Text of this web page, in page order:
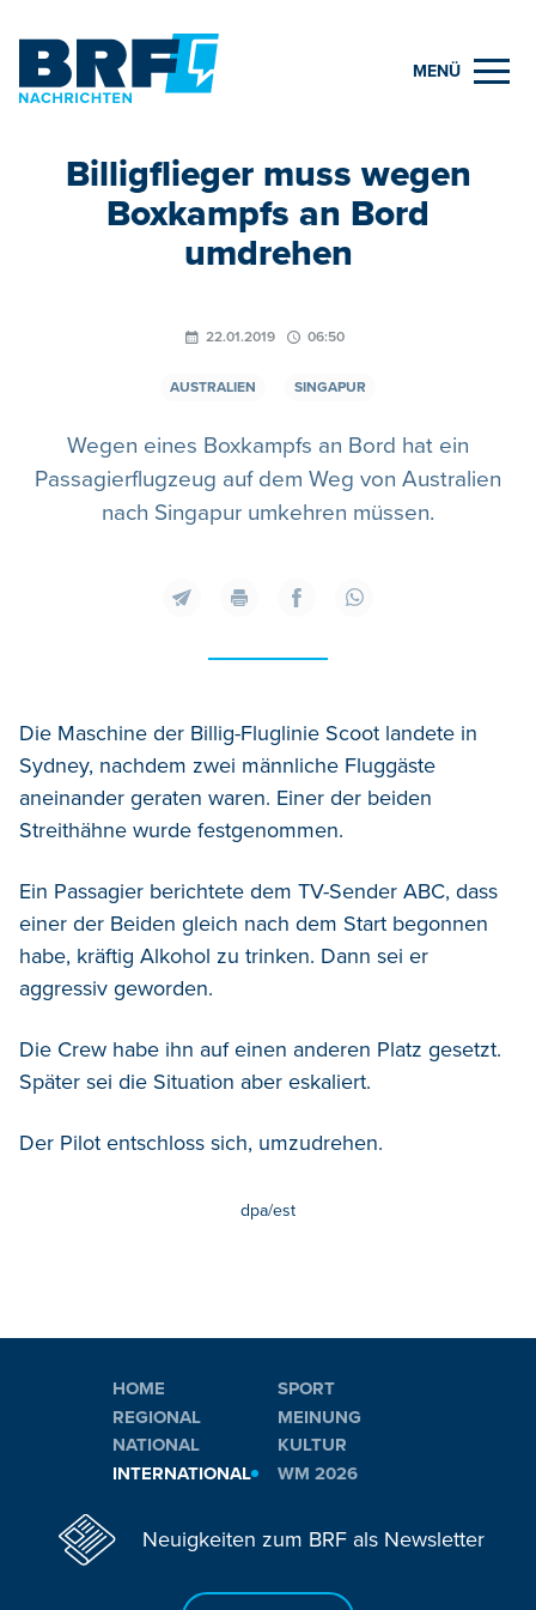
MENÜ
Billigflieger muss wegen
Boxkampfs an Bord
umdrehen
22.01.2019 06:50
AUSTRALIEN SINGAPUR
Wegen eines Boxkampfs an Bord hat ein
Passagierflugzeug auf dem Weg von Australien
nach Singapur umkehren müssen.
Die Maschine der Billig-Fluglinie Scoot landete in
Sydney, nachdem zwei männliche Fluggäste
aneinander geraten waren. Einer der beiden
Streithähne wurde festgenommen.
Ein Passagier berichtete dem TV-Sender ABC, dass
einer der Beiden gleich nach dem Start begonnen
habe, kräftig Alkohol zu trinken. Dann sei er
aggressiv geworden.
Die Crew habe ihn auf einen anderen Platz gesetzt.
Später sei die Situation aber eskaliert.
Der Pilot entschloss sich, umzudrehen.
dpa/est
HOME
REGIONAL
NATIONAL
INTERNATIONAL
SPORT
MEINUNG
KULTUR
WM 2026
Neuigkeiten zum BRF als Newsletter